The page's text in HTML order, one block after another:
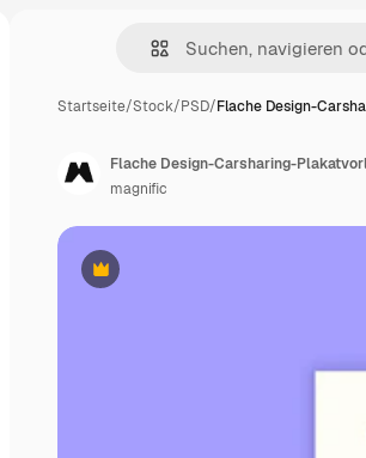
Startseite/Stock/PSD/Flache Design-
Premium
Flache Design-Carsharing-
magnific